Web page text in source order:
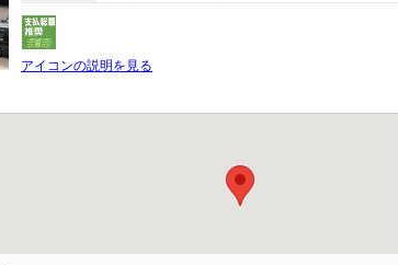
アイコンの説明を見る